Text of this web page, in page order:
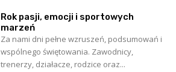
Rok pasji, emocji i sportowych
marzeń
Za nami dni pełne wzruszeń, podsumowań i
wspólnego świętowania. Zawodnicy,
trenerzy, działacze, rodzice oraz...